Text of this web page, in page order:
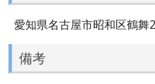
愛知県名古屋市昭和区鶴舞
備考